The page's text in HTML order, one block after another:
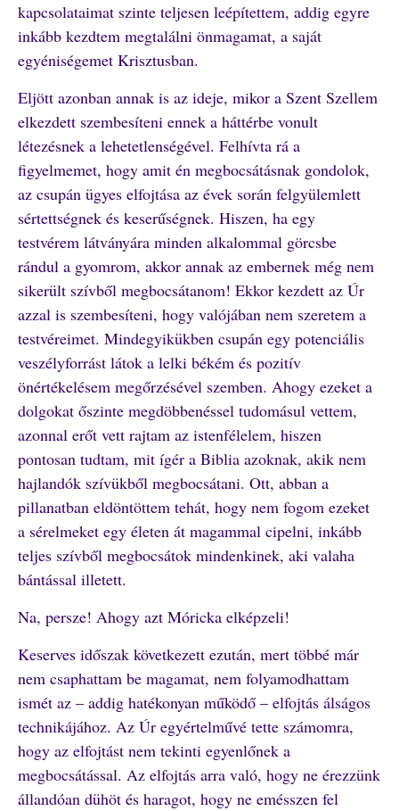
kapcsolataimat szinte teljesen leépítettem, addig egyre
inkább kezdtem megtalálni önmagamat, a saját
egyéniségemet Krisztusban.
Eljött azonban annak is az ideje, mikor a Szent Szellem
elkezdett szembesíteni ennek a háttérbe vonult
létezésnek a lehetetlenségével. Felhívta rá a
figyelmemet, hogy amit én megbocsátásnak gondolok,
az csupán ügyes elfojtása az évek során felgyülemlett
sértettségnek és keserűségnek. Hiszen, ha egy
testvérem látványára minden alkalommal görcsbe
rándul a gyomrom, akkor annak az embernek még nem
sikerült szívből megbocsátanom! Ekkor kezdett az Úr
azzal is szembesíteni, hogy valójában nem szeretem a
testvéreimet. Mindegyikükben csupán egy potenciális
veszélyforrást látok a lelki békém és pozitív
önértékelésem megőrzésével szemben. Ahogy ezeket a
dolgokat őszinte megdöbbenéssel tudomásul vettem,
azonnal erőt vett rajtam az istenfélelem, hiszen
pontosan tudtam, mit ígér a Biblia azoknak, akik nem
hajlandók szívükből megbocsátani. Ott, abban a
pillanatban eldöntöttem tehát, hogy nem fogom ezeket
a sérelmeket egy életen át magammal cipelni, inkább
teljes szívből megbocsátok mindenkinek, aki valaha
bántással illetett.
Na, persze! Ahogy azt Móricka elképzeli!
Keserves időszak következett ezután, mert többé már
nem csaphattam be magamat, nem folyamodhattam
ismét az – addig hatékonyan működő – elfojtás álságos
technikájához. Az Úr egyértelművé tette számomra,
hogy az elfojtást nem tekinti egyenlőnek a
megbocsátással. Az elfojtás arra való, hogy ne érezzünk
állandóan dühöt és haragot, hogy ne emésszen fel